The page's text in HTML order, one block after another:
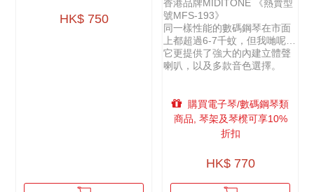
HK$ 750
香港品牌MIDITONE 《熱賣型
號MFS-193》
同一樣性能的數碼鋼琴在市面
上都超過6-7千蚊，但我哋呢部
MFS-193絕對超出你所想咁優
惠
它更提供了強大的內建立體聲
喇叭，以及多款音色選擇。
購買電子琴/數碼鋼琴類
商品, 琴架及琴櫈可享10%
折扣
HK$ 770